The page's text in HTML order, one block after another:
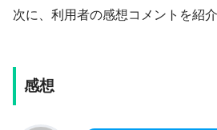
次に、利用者の感想コメントを紹介
感想